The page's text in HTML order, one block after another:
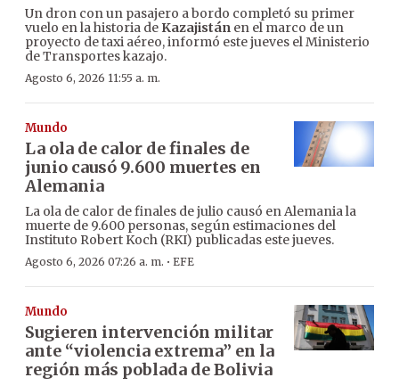
Un dron con un pasajero a bordo completó su primer
vuelo en la historia de Kazajistán en el marco de un
proyecto de taxi aéreo, informó este jueves el Ministerio
de Transportes kazajo.
Agosto 6, 2026 11:55 a. m.
Mundo
La ola de calor de finales de
junio causó 9.600 muertes en
Alemania
La ola de calor de finales de julio causó en Alemania la
muerte de 9.600 personas, según estimaciones del
Instituto Robert Koch (RKI) publicadas este jueves.
Agosto 6, 2026 07:26 a. m. · EFE
Mundo
Sugieren intervención militar
ante “violencia extrema” en la
región más poblada de Bolivia